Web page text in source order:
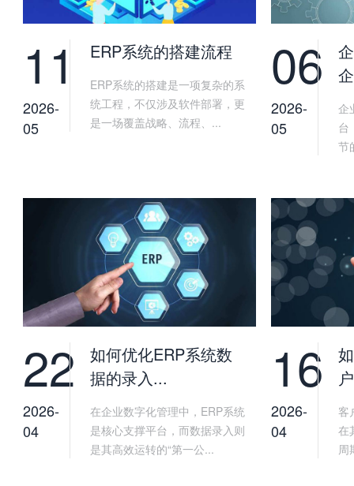
11
2026-
05
ERP系统的搭建流程
ERP系统的搭建是一项复杂的系
统工程，不仅涉及软件部署，更
是一场覆盖战略、流程、...
06
2026-
05
企
台
节
22
2026-
04
如何优化ERP系统数
据的录入...
在企业数字化管理中，ERP系统
是核心支撑平台，而数据录入则
是其高效运转的“第一公...
16
2026-
04
客
在
周